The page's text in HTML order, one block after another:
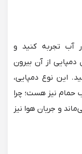
آب تجربه کنید و
از آن بیرون
این نوع دمپایی،
حمام نیز هست؛ چرا
و جریان هوا نیز